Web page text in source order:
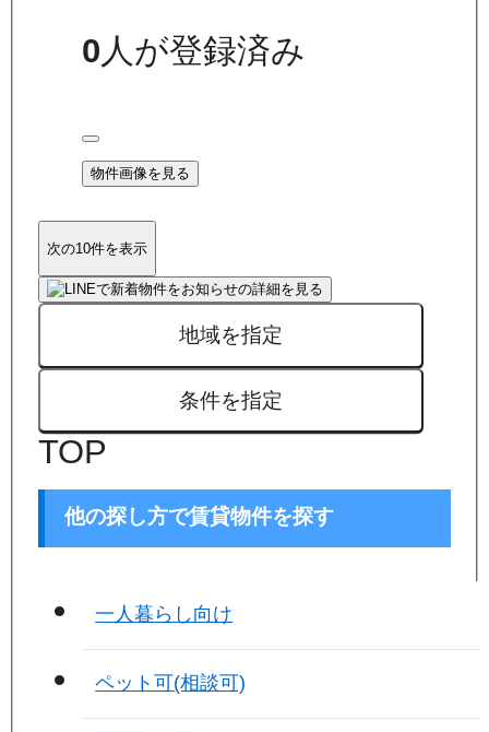
0人が登録済み
物件画像を見る
次の10件を表示
地域を指定
条件を指定
TOP
他の探し方で賃貸物件を探す
一人暮らし向け
ペット可(相談可)